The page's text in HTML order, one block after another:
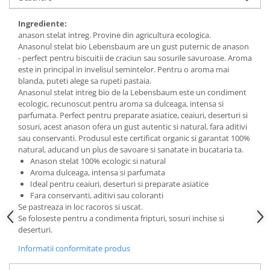
Budinca bio
Indulcitori bio
Inghetata bio si decoratiuni
Ingrediente bio pentru copt
Masline bio si antipasti
Antipasti bio
Masline bio
Pesto bio
Musli si terci
Fulgi din cereale bio
Musli bio
Terci bio
Orez bio si leguminoase
Legume bio
Legume bio in conserva
Orez bio
Ingrediente:
anason stelat intreg. Provine din agricultura ecologica.
Anasonul stelat bio Lebensbaum are un gust puternic de anason
- perfect pentru biscuitii de craciun sau sosurile savuroase. Aroma
este in principal in invelisul semintelor. Pentru o aroma mai
blanda, puteti alege sa rupeti pastaia.
Anasonul stelat intreg bio de la Lebensbaum este un condiment
ecologic, recunoscut pentru aroma sa dulceaga, intensa si
parfumata. Perfect pentru preparate asiatice, ceaiuri, deserturi si
sosuri, acest anason ofera un gust autentic si natural, fara aditivi
sau conservanti. Produsul este certificat organic si garantat 100%
natural, aducand un plus de savoare si sanatate in bucataria ta.
Anason stelat 100% ecologic si natural
Aroma dulceaga, intensa si parfumata
Ideal pentru ceaiuri, deserturi si preparate asiatice
Fara conservanti, aditivi sau coloranti
Se pastreaza in loc racoros si uscat.
Se foloseste pentru a condimenta fripturi, sosuri inchise si
deserturi.
Informatii conformitate produs